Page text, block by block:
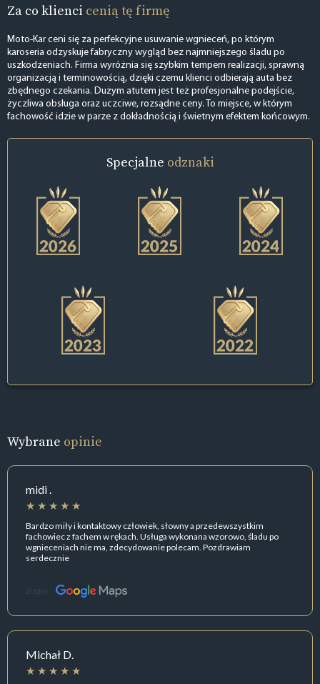
Za co klienci cenią tę firmę
Moto-Kar ceni się za perfekcyjne usuwanie wgnieceń, po którym
karoseria odzyskuje fabryczny wygląd bez najmniejszego śladu po
uszkodzeniach. Firma wyróżnia się szybkim tempem realizacji, sprawną
organizacją i terminowością, dzięki czemu klienci odbierają auta bez
zbędnego czekania. Dużym atutem jest też profesjonalne podejście,
życzliwa obsługa oraz uczciwe, rozsądne ceny. To miejsce, w którym
fachowość idzie w parze z dokładnością i świetnym efektem końcowym.
Specjalne odznaki
Wybrane opinie
midi .
Bardzo miły i kontaktowy człowiek, słowny a przedewszystkim
fachowiec z fachem w rękach. Usługa wykonana wzorowo, śladu po
wgnieceniach nie ma, zdecydowanie polecam. Pozdrawiam
serdecznie
Źródło:
Michał D.